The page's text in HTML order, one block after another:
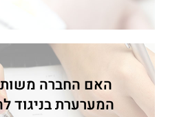
האם החברה
המערערת בניגוד